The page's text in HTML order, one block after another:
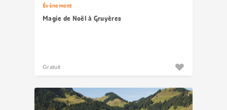
Évènement
Magie de Noël à Gruyères
Gratuit